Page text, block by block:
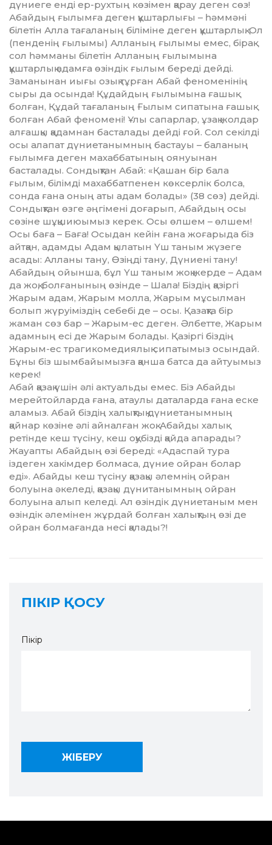
дүниеге енді ер-рухтың көзімен қарау деген сөз!
Абайдың ғылымға деген құштарлығы – һәммәні
білетін Алла тағаланың біліміне деген құштарлық. Ол
(пенденің ғылымы) Алланың ғылымы емес, бірақ
сол һәмманы білетін Алланың ғылымына
құштарлық адамға өзіндік ғылым береді дейді.
Заманынан иығы озық тұрған Абай феномені­нің
сыры да осында! Құдайдың ғылымына ғашық
болған, Құдай тағаланың Ғылым сипатына ғашық
болған Абай феномені! Ұлы сапарлар, ұзақ жолдар
алғашқы қадамнан басталады дейді ғой. Сол секілді
осы алапат дүниетанымның бастауы – баланың
ғылымға деген махаббатының оянуынан
басталады. Сондықтан Абай: «Қашан бір бала
ғылым, білімді махаббатпенен көксерлік болса,
сонда ғана оның аты адам болады» (38 сөз) дейді.
Сондықтан өзге әңгімені доғарып, Абайдың осы
сөзіне шұқшиюымыз керек. Осы өлшем – өлшем!
Осы баға – Баға! Осыдан кейін ғана жоғарыда біз
айтқан, адамды Адам қылатын Үш таным жүзеге
асады: Алланы тану, Өзіңді тану, Дүниені тану!
Абайдың ойынша, бұл Үш таным жоқ жерде – Адам
да жоқ, болғанының өзінде – Шала! Біздің қазіргі
Жарым адам, Жарым молла, Жарым мұсылман
болып жүруіміздің себебі де – осы. Қазақта бір
жаман сөз бар – Жарым-ес деген. Әлбетте, Жарым
адамның есі де Жарым болады. Қазіргі біздің
Жарым-ес трагикомедиялық сипатымыз осындай.
Бұны біз шымбайымызға қанша батса да айтуымыз
керек!
Абай қазақ үшін әлі актуальды емес. Біз Абайды
мерейтойларда ғана, атаулы даталарда ғана еске
аламыз. Абай біздің халықтық дүниетанымның
қайнар көзіне әлі айналған жоқ. Абайды халық
ретінде кеш түсіну, кеш оқу­бізді қайда апарады?
Жауапты Абайдың өзі береді: «Адас­пай тура
іздеген хакімдер болмаса, дүние ойран­ болар
еді». Абайды кеш түсіну қазақы әлемнің ойран
болуына әкеледі, қазақы дүнитанымның ойран
болуына алып келеді. Ал өзіндік дүниетаным мен
өзіндік әлемінен жұрдай болған халықтың өзі де
ойран болмағанда несі қалады?!
ПІКІР ҚОСУ
Пікір